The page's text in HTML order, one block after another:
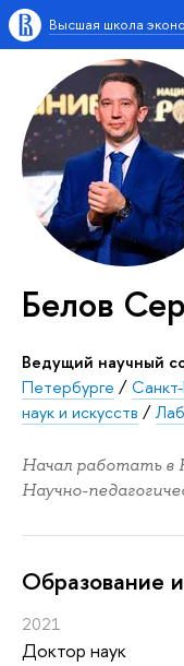
Высшая школа
Белов
Ведущий научный
Петербурге /
наук и искусств /
Начал работать в
Научно-
Oбразование
2021
Доктор наук